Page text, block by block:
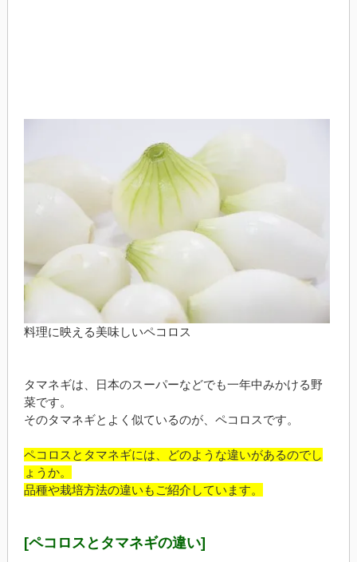
料理に映える美味しいペコロス
タマネギは、日本のスーパーなどでも一年中みかける野
菜です。
そのタマネギとよく似ているのが、ペコロスです。
ペコロスとタマネギには、どのような違いがあるのでし
ょうか。
品種や栽培方法の違いもご紹介しています。
[ペコロスとタマネギの違い]